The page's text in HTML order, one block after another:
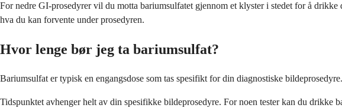
For nedre GI-prosedyrer vil du motta bariumsulfatet gjennom et klyster i stedet for å
hva du kan forvente under prosedyren.
Hvor lenge bør jeg ta bariumsulfat?
Bariumsulfat er typisk en engangsdose som tas spesifikt for din diagnostiske
Tidspunktet avhenger helt av din spesifikke bildeprosedyre. For noen tester kan du